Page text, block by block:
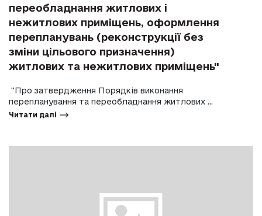
переобладнання житлових і
нежитлових приміщень, оформлення
перепланувань (реконструкції без
зміни цільового призначення)
житлових та нежитлових приміщень"
"Про затвердження Порядків виконання
перепланування та переобладнання житлових ...
Читати далі